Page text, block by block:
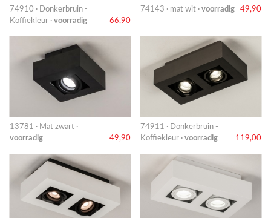
74910 · Donkerbruin -
Koffiekleur · voorradig 66,90
74143 · mat wit · voorradig 49,90
13781 · Mat zwart ·
voorradig
49,90
74911 · Donkerbruin -
Koffiekleur · voorradig 119,00